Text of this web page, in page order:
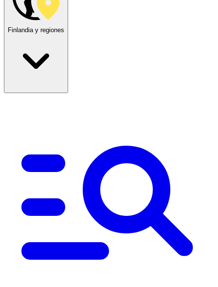
Finlandia y regiones